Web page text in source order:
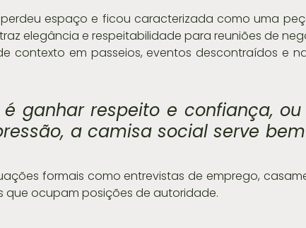
espaço e ficou caracterizada como uma
elegância e respeitabilidade para reuniões de
contexto em passeios, eventos descontraídos e
é ganhar respeito e confiança,
a camisa social serve
formais como entrevistas de emprego,
que ocupam posições de autoridade.